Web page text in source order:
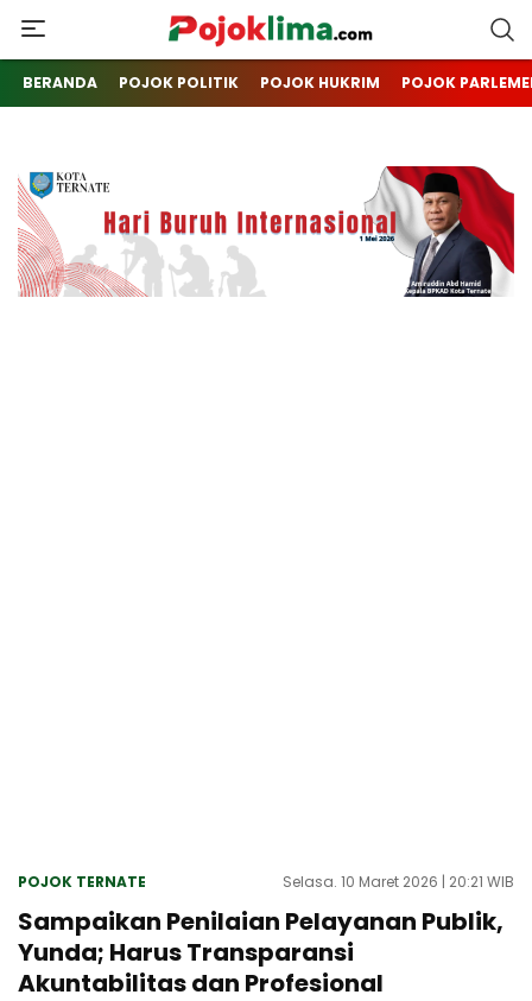
pojoklima.com
Mojokin
BERANDA POJOK POLITIK POJOK HUKRIM POJOK
POJOK TERNATE Selasa. 10 Maret 2026 | 20:21 WIB
Sampaikan Penilaian Pelayanan Publik,
Yunda; Harus Transparansi
Akuntabilitas dan Profesional